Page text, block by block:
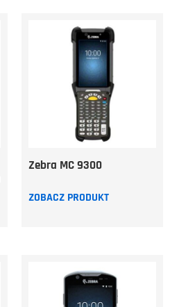
Zebra MC 9300
ZOBACZ PRODUKT